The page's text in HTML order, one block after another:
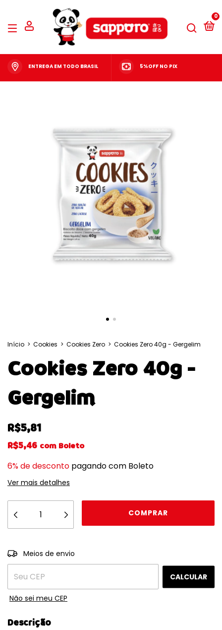
0
ENTREGA EM TODO BRASIL 5%OFF NO PIX
Início > Cookies > Cookies Zero > Cookies Zero 40g - Gergelim
Cookies Zero 40g -
Gergelim
R$5,81
R$5,46 com Boleto
6% de desconto pagando com Boleto
Ver mais detalhes
Entregas para o CEP:
Meios de envio
CALCULAR
Não sei meu CEP
Descrição